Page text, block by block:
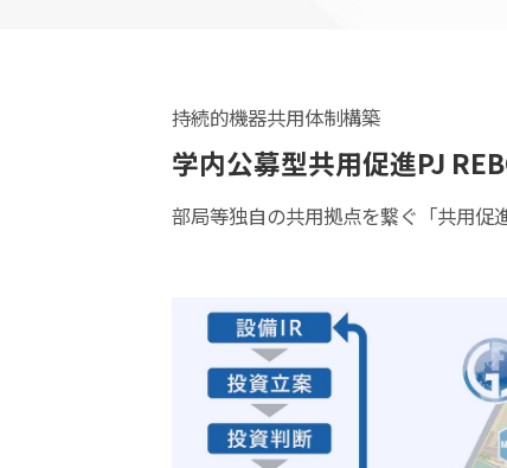
持続的機器共用体制構築
学内公募型共用促進PJ
部局等独自の共用拠点を繋ぐ「共用促